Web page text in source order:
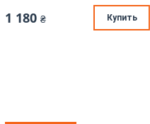
1 180 ₴ Купить